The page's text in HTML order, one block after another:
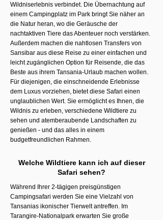
Wildniserlebnis verbindet. Die Übernachtung auf
einem Campingplatz im Park bringt Sie näher an
die Natur heran, wo die Geräusche der
nachtaktiven Tiere das Abenteuer noch verstärken.
Außerdem machen die nahtlosen Transfers von
Sansibar aus diese Reise zu einer einfachen und
leicht zugänglichen Option für Reisende, die das
Beste aus ihrem Tansania-Urlaub machen wollen.
Für diejenigen, die einschneidende Erlebnisse
dem Luxus vorziehen, bietet diese Safari einen
unglaublichen Wert. Sie ermöglicht es Ihnen, die
Wildnis zu erleben, verschiedene Wildtiere zu
sehen und atemberaubende Landschaften zu
genießen - und das alles in einem
budgetfreundlichen Rahmen.
Welche Wildtiere kann ich auf dieser
Safari sehen?
Während Ihrer 2-tägigen preisgünstigen
Campingsafari werden Sie eine Vielzahl von
Tansanias ikonischer Tierwelt antreffen. Im
Tarangire-Nationalpark erwarten Sie große